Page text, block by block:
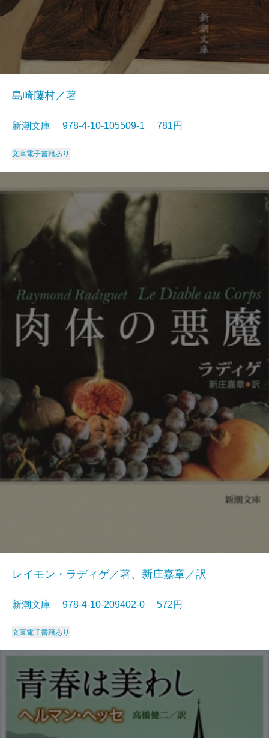
島崎藤村／著
新潮文庫 978-4-10-105509-1 781円
文庫電子書籍あり
レイモン・ラディゲ／著、新庄嘉章／訳
新潮文庫 978-4-10-209402-0 572円
文庫電子書籍あり